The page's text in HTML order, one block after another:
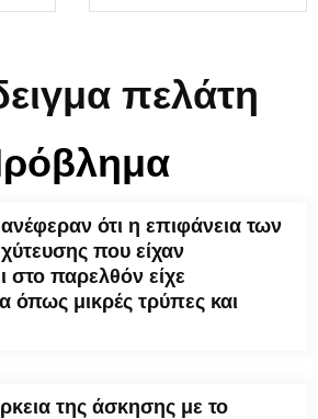
πελάτη
ότι η επιφάνεια των
που είχαν
στο παρελθόν είχε
όπως μικρές τρύπες και
της άσκησης με το